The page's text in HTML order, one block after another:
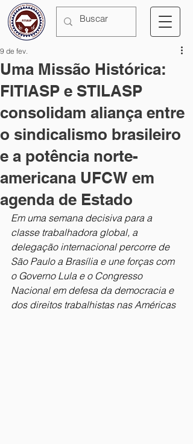
Uma Missão Histórica:
FITIASP e STILASP
consolidam aliança entre
o sindicalismo brasileiro
e a potência norte-
americana UFCW em
agenda de Estado
9 de fev.
Em uma semana decisiva para a
classe trabalhadora global, a
delegação internacional percorre de
São Paulo a Brasília e une forças com
o Governo Lula e o Congresso
Nacional em defesa da democracia e
dos direitos trabalhistas nas Américas